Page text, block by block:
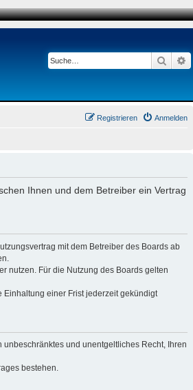
Suche
Anmelden
Registrieren
Ihnen und dem Betreiber ein Vertrag
mit dem Betreiber des Boards ab
nutzen. Für die Nutzung des Boards gelten
Einhaltung einer Frist jederzeit gekündigt
und unentgeltliches Recht, Ihren
bestehen.